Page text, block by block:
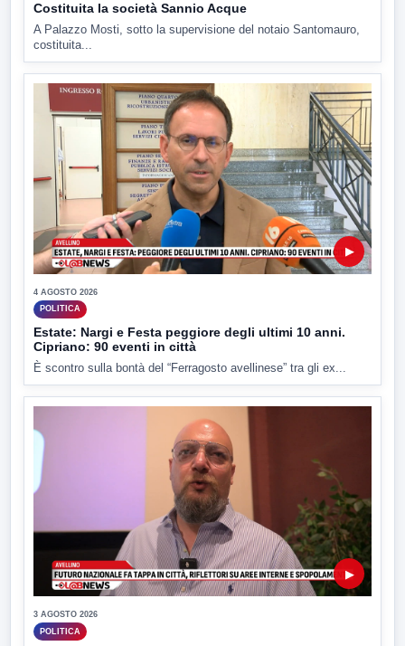
Costituita la società Sannio Acque
A Palazzo Mosti, sotto la supervisione del notaio Santomauro,
costituita...
▶
4 AGOSTO 2026
POLITICA
Estate: Nargi e Festa peggiore degli ultimi 10 anni.
Cipriano: 90 eventi in città
È scontro sulla bontà del “Ferragosto avellinese” tra gli ex...
▶
3 AGOSTO 2026
POLITICA